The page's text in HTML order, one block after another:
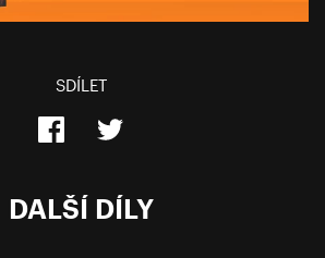
SDÍLET
DALŠÍ DÍLY